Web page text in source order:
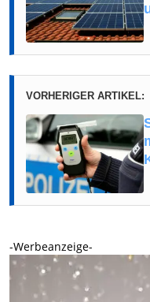
VORHERIGER ARTIKEL:
-Werbeanzeige-